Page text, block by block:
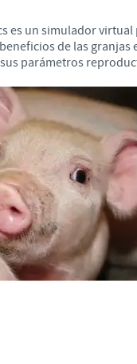
es un simulador virtual
de las granjas
parámetros